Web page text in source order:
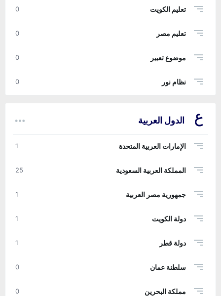
تعليم الكويت 0
تعليم مصر 0
موضوع تعبير 0
نظام نور 0
الدول العربية
الإمارات العربية المتحدة 1
المملكة العربية السعودية 25
جمهورية مصر العربية 1
دولة الكويت 1
دولة قطر 1
سلطنة عمان 0
مملكة البحرين 0